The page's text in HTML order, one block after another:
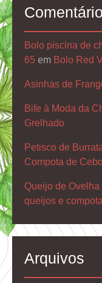
Bolo piscina de
65 em Bolo Red
Asinhas de
Bife à Moda da
Grelhado
Petisco de
Compota de
Queijo de
queijos e compota
Arquivos